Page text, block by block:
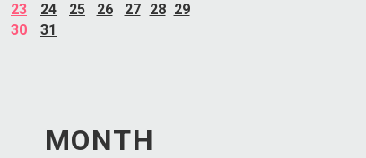
23
24 25 26 27 28 29
30
31
MONTH